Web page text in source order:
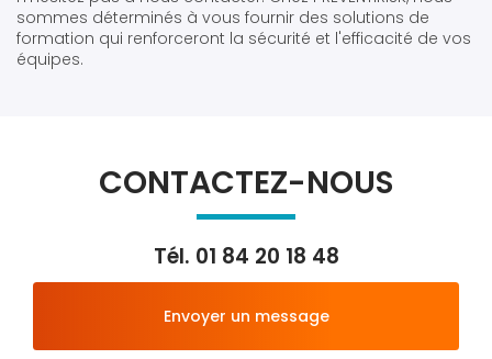
sommes déterminés à vous fournir des solutions de
formation qui renforceront la sécurité et l'efficacité de vos
équipes.
CONTACTEZ-NOUS
Tél. 01 84 20 18 48
Envoyer un message